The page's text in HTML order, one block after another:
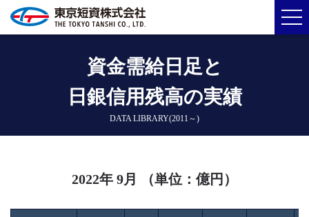
資金需給日足と
日銀信用残高の実績
DATA LIBRARY(2011～)
2022年 9月 （単位：億円）